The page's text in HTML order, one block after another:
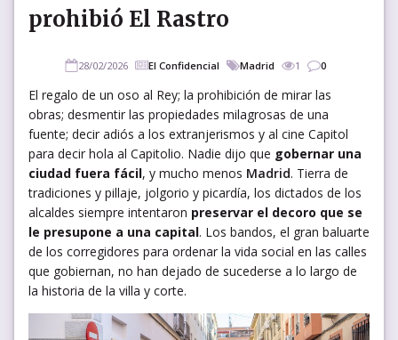
prohibió El Rastro
28/02/2026 El Confidencial Madrid 1 0
El regalo de un oso al Rey; la prohibición de mirar las
obras; desmentir las propiedades milagrosas de una
fuente; decir adiós a los extranjerismos y al cine Capitol
para decir hola al Capitolio. Nadie dijo que gobernar una
ciudad fuera fácil, y mucho menos Madrid. Tierra de
tradiciones y pillaje, jolgorio y picardía, los dictados de los
alcaldes siempre intentaron preservar el decoro que se
le presupone a una capital. Los bandos, el gran baluarte
de los corregidores para ordenar la vida social en las calles
que gobiernan, no han dejado de sucederse a lo largo de
la historia de la villa y corte.